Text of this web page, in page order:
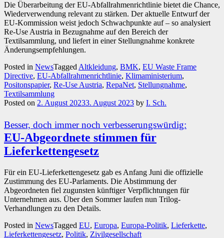
Die Überarbeitung der EU-Abfallrahmenrichtlinie bietet die Chance,
Wiederverwendung relevant zu stärken. Der aktuelle Entwurf der
EU-Kommission weist jedoch Schwachpunkte auf – so analysiert
Re-Use Austria in Bezugnahme auf den Bereich der
Textilsammlung, und liefert in einer Stellungnahme konkrete
Änderungsempfehlungen.
Posted in NewsTagged Altkleidung, BMK, EU Waste Frame
Directive, EU-Abfallrahmenrichtlinie, Klimaministerium,
Positonspapier, Re-Use Austria, RepaNet, Stellungnahme,
Textilsammlung
Posted on 2. August 20233. August 2023 by I. Sch.
Besser, doch immer noch verbesserungswürdig:
EU-Abgeordnete stimmen für
Lieferkettengesetz
Für ein EU-Lieferkettengesetz gab es Anfang Juni die offizielle
Zustimmung des EU-Parlaments. Die Abstimmung der
Abgeordneten fiel zugunsten künftiger Verpflichtungen für
Unternehmen aus. Über den Sommer laufen nun Trilog-
Verhandlungen zu den Details.
Posted in NewsTagged EU, Europa, Europa-Politik, Lieferkette,
Lieferkettengesetz, Politik, Zivilgesellschaft